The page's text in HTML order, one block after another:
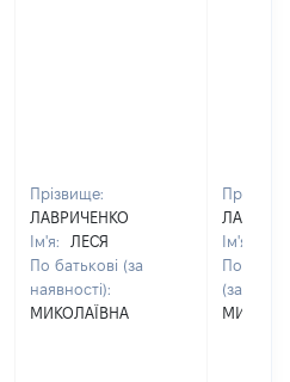
Прізвище:
ЛАВРИЧЕНКО
Ім'я:
ЛЕСЯ
По батькові (за
наявності):
МИКОЛАЇВНА
Ім'я:
По
(за